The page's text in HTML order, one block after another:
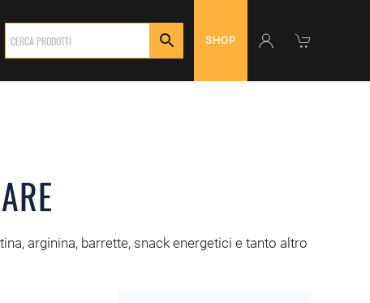
SHOP
arginina, barrette, snack energetici e tanto altro